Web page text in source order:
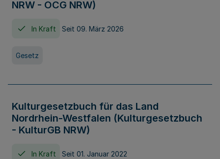
NRW - OCG NRW)
In Kraft Seit 09. März 2026
Gesetz
Kulturgesetzbuch für das Land
Nordrhein-Westfalen (Kulturgesetzbuch
- KulturGB NRW)
In Kraft Seit 01. Januar 2022